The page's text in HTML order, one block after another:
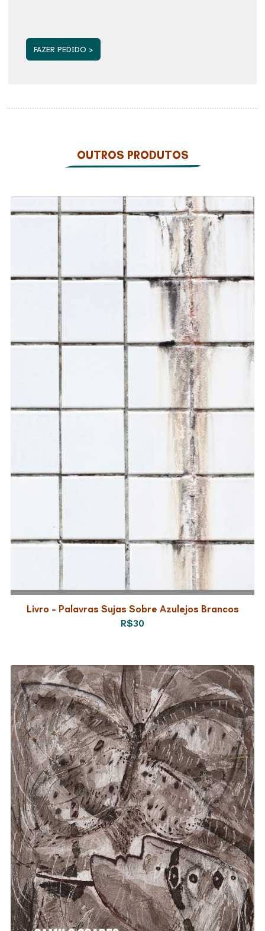
OUTROS PRODUTOS
Livro – Palavras Sujas Sobre Azulejos Brancos
R$30